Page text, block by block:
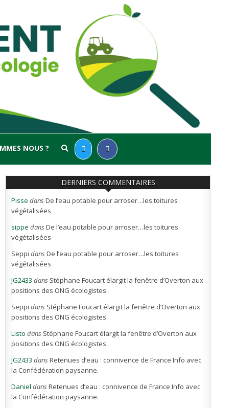
NOUS ?
DERNIERS COMMENTAIRES
Pisse dansDe l’eau potable pour arroser…les toitures
végétalisées
sippe dansDe l’eau potable pour arroser…les toitures
végétalisées
Seppi dansDe l’eau potable pour arroser…les toitures
végétalisées
JG2433 dans Stéphane Foucart élargit la fenêtre d’Overton aux
positions des ONG écologistes.
Seppi dans Stéphane Foucart élargit la fenêtre d’Overton aux
positions des ONG écologistes.
Listo dans Stéphane Foucart élargit la fenêtre d’Overton aux
positions des ONG écologistes.
JG2433 dansRetenues d’eau : connivence de France Info avec
la Confédération paysanne.
Daniel dansRetenues d’eau : connivence de France Info avec
la Confédération paysanne.